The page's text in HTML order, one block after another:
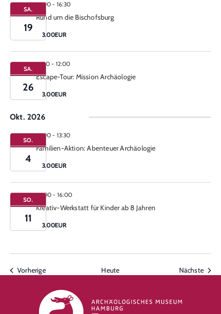
SA.
19
15:00 - 16:30
Rund um die Bischofsburg
3.00EUR
SA.
26
11:00 - 12:00
Escape-Tour: Mission Archäologie
3.00EUR
Okt. 2026
SO.
4
12:00 - 13:30
Familien-Aktion: Abenteuer Archäologie
3.00EUR
SO.
11
14:00 - 16:00
Kreativ-Werkstatt für Kinder ab 8 Jahren
3.00EUR
VorherigeVeranstaltungen Heute Nächste